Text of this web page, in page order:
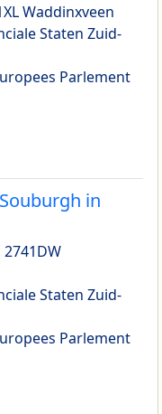
Waddinxveen
Staten Zuid-
Parlement
in
Staten Zuid-
Parlement